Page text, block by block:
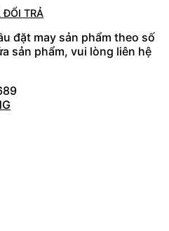
ĐỔI TRẢ
đặt may sản phẩm theo số
sản phẩm, vui lòng liên hệ